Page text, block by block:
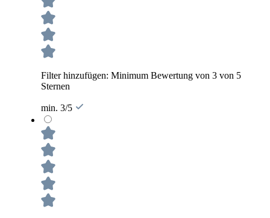
Filter hinzufügen: Minimum Bewertung von 3 von 5
Sternen
min. 3/5